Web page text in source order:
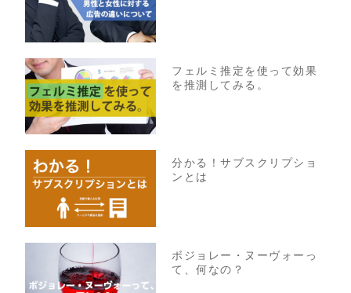
フェルミ推定を使って効果
を推測してみる。
分かる！サブスクリプショ
ンとは
ボジョレー・ヌーヴォーっ
て、何なの？